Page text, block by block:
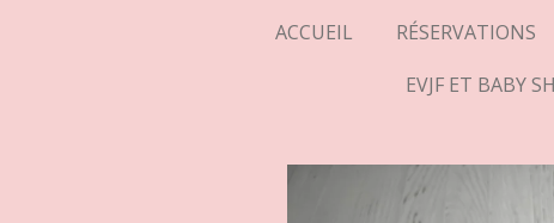
ACCUEIL RÉSERVATIONS
EVJF ET BABY